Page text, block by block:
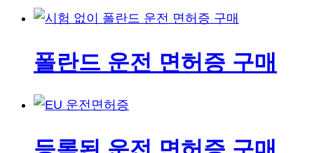
폴란드 운전 면허증 구매